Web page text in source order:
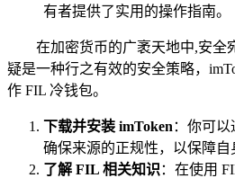
有者提供了实用的操作指南。
在加密货币的广袤天地中,安全
疑是一种行之有效的安全策略，
作 FIL 冷钱包。
下载并安装 imToken ：你可
确保来源的正规性，以保障自
了解 FIL 相关知识 ：在使用